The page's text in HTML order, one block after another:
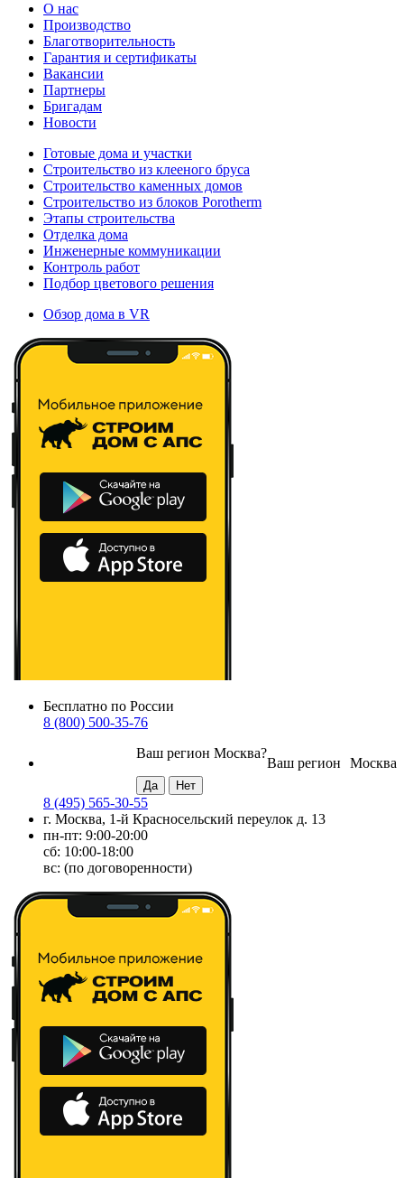
О нас
Производство
Благотворительность
Гарантия и сертификаты
Вакансии
Партнеры
Бригадам
Новости
Готовые дома и участки
Строительство из клееного бруса
Строительство каменных домов
Строительство из блоков Porotherm
Этапы строительства
Отделка дома
Инженерные коммуникации
Контроль работ
Подбор цветового решения
Обзор дома в VR
Бесплатно по России
8 (800) 500-35-76
Москва
Ваш регион
Ваш регион Москва?
8 (495) 565-30-55
г. Москва, 1-й Красносельский переулок д. 13
пн-пт: 9:00-20:00
сб: 10:00-18:00
вс: (по договоренности)